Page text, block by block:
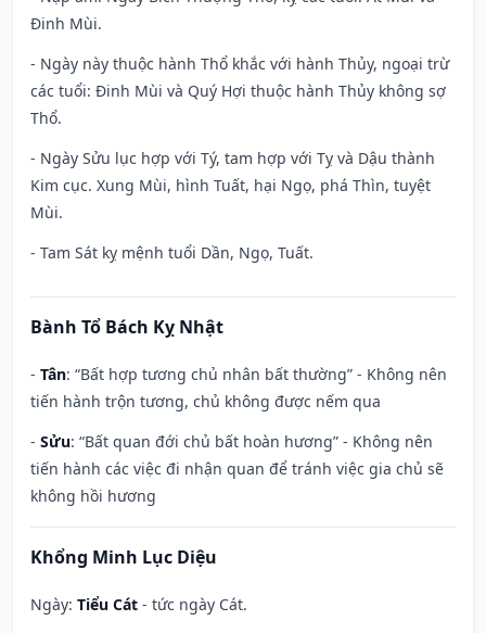
Đinh Mùi.
- Ngày này thuộc hành Thổ khắc với hành Thủy, ngoại trừ
các tuổi: Đinh Mùi và Quý Hợi thuộc hành Thủy không sợ
Thổ.
- Ngày Sửu lục hợp với Tý, tam hợp với Tỵ và Dậu thành
Kim cục. Xung Mùi, hình Tuất, hại Ngọ, phá Thìn, tuyệt
Mùi.
- Tam Sát kỵ mệnh tuổi Dần, Ngọ, Tuất.
Bành Tổ Bách Kỵ Nhật
- Tân: “Bất hợp tương chủ nhân bất thường” - Không nên
tiến hành trộn tương, chủ không được nếm qua
- Sửu: “Bất quan đới chủ bất hoàn hương” - Không nên
tiến hành các việc đi nhận quan để tránh việc gia chủ sẽ
không hồi hương
Khổng Minh Lục Diệu
Ngày: Tiểu Cát - tức ngày Cát.